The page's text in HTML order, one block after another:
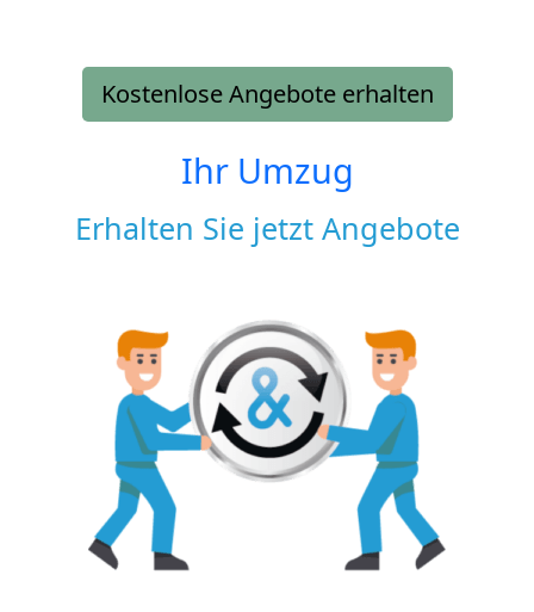
Kostenlose Angebote erhalten
Ihr Umzug
Erhalten Sie jetzt Angebote